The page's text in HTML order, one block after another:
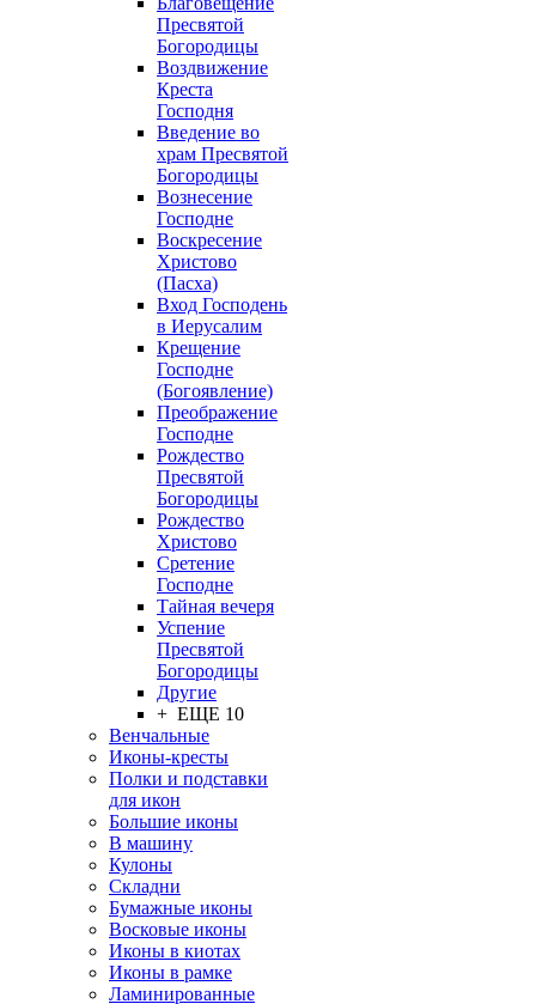
Пресвятой
Богородицы
Воздвижение
Креста
Господня
Введение во
храм Пресвятой
Богородицы
Вознесение
Господне
Воскресение
Христово
(Пасха)
Вход Господень
в Иерусалим
Крещение
Господне
(Богоявление)
Преображение
Господне
Рождество
Пресвятой
Богородицы
Рождество
Христово
Сретение
Господне
Тайная вечеря
Успение
Пресвятой
Богородицы
Другие
+ ЕЩЕ 10
Венчальные
Иконы-кресты
Полки и подставки
для икон
Большие иконы
В машину
Кулоны
Складни
Бумажные иконы
Восковые иконы
Иконы в киотах
Иконы в рамке
Ламинированные